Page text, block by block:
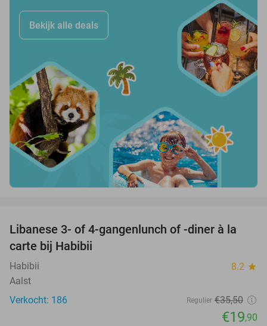
Bekijk alle deals
44%
Libanese 3- of 4-gangenlunch of -diner à la
carte bij Habibii
Habibii 8.2 star
Aalst
Verkocht: 186
Regulier €35,50
€19,90